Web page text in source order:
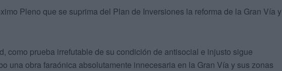
Pleno que se suprima del Plan de Inversiones la reforma de la Gran Vía y
como prueba irrefutable de su condición de antisocial e injusto sigue
una obra faraónica absolutamente innecesaria en la Gran Vía y sus zonas